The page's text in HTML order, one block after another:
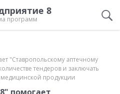
8
программ
"Ставропольскому аптечному
тендеров и заключать
продукции